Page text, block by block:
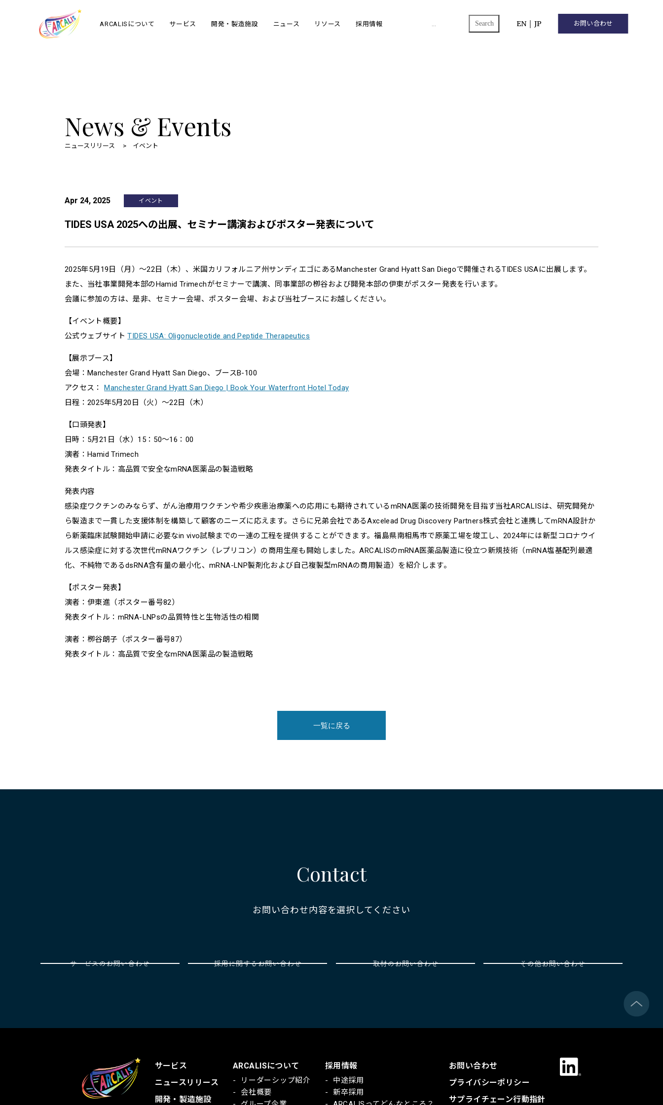
ARCALISについて サービス 開発・製造施設 ニュース リソース 採用情報
for:
EN｜ JP お問い合わせ
News & Events
ニュースリリース イベント
Apr 24, 2025 イベント
TIDES USA 2025への出展、セミナー講演およびポスター発表について
2025年5月19日（月）～22日（木）、米国カリフォルニア州サンディエゴにあるManchester Grand Hyatt San Diegoで開催されるTIDES USAに出展します。
また、当社事業開発本部のHamid Trimechがセミナーで講演、同事業部の栁谷および開発本部の伊東がポスター発表を行います。
会議に参加の方は、是非、セミナー会場、ポスター会場、および当社ブースにお越しください。
【イベント概要】
公式ウェブサイトTIDES USA: Oligonucleotide and Peptide Therapeutics
【展示ブース】
会場：Manchester Grand Hyatt San Diego、ブースB-100
アクセス：Manchester Grand Hyatt San Diego | Book Your Waterfront Hotel Today
日程：2025年5月20日（火）～22日（木）
【口頭発表】
日時：5月21日（水）15：50～16：00
演者：Hamid Trimech
発表タイトル：高品質で安全なmRNA医薬品の製造戦略
発表内容
感染症ワクチンのみならず、がん治療用ワクチンや希少疾患治療薬への応用にも期待されているmRNA医薬の技術開発を目指す当社ARCALISは、研究開発か
ら製造まで一貫した支援体制を構築して顧客のニーズに応えます。さらに兄弟会社であるAxcelead Drug Discovery Partners株式会社と連携してmRNA設計か
ら新薬臨床試験開始申請に必要なin vivo試験までの一連の工程を提供することができます。福島県南相馬市で原薬工場を竣工し、2024年には新型コロナウイ
ルス感染症に対する次世代mRNAワクチン（レプリコン）の商用生産も開始しました。ARCALISのmRNA医薬品製造に役立つ新規技術（mRNA塩基配列最適
化、不純物であるdsRNA含有量の最小化、mRNA-LNP製剤化および自己複製型mRNAの商用製造）を紹介します。
【ポスター発表】
演者：伊東進（ポスター番号82）
発表タイトル：mRNA-LNPsの品質特性と生物活性の相関
演者：栁谷朗子（ポスター番号87）
発表タイトル：高品質で安全なmRNA医薬品の製造戦略
一覧に戻る
Contact
お問い合わせ内容を選択してください
サービス
ニュースリリース
開発・製造施設
ARCALISについて
リーダーシップ紹介
会社概要
採用情報
中途採用
新卒採用
お問い合わせ
プライバシーポリシー
サプライチェーン行動指針